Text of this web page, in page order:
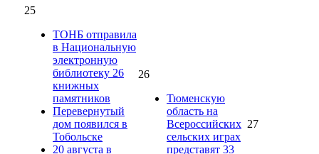
25
ТОНБ отправила
в Национальную
электронную
библиотеку 26
книжных
памятников
Перевернутый
дом появился в
Тобольске
20 августа в
26
Тюменскую
область на
Всероссийских
сельских играх
представят 33
27